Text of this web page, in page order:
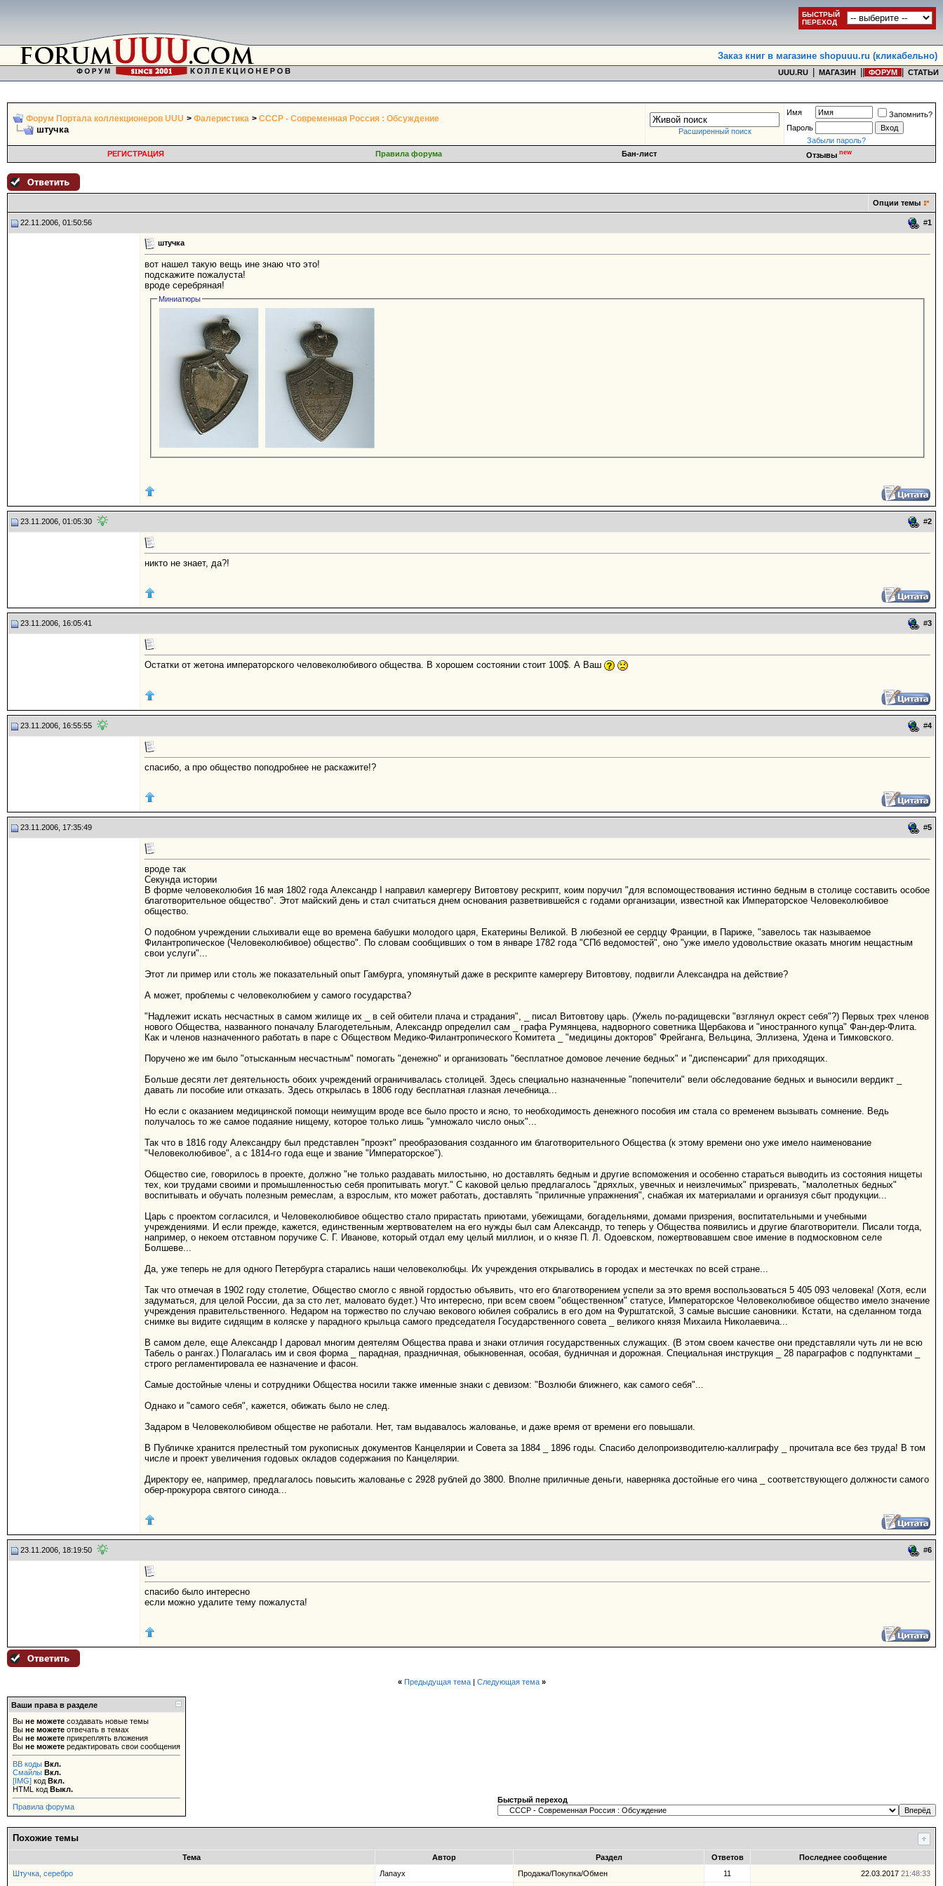
БЫСТРЫЙ
ПЕРЕХОД
Заказ книг в магазине shopuuu.ru (кликабельно)
UUU.RU МАГАЗИН ФОРУМ СТАТЬИ
Форум Портала коллекционеров UUU > Фалеристика > СССР - Современная Россия : Обсуждение
штучка Расширенный поиск
Имя
Запомнить?
Пароль
Забыли пароль?
РЕГИСТРАЦИЯ
Правила форума Бан-лист Отзывы new
Опции темы
22.11.2006, 01:50:56 #1
штучка
вот нашел такую вещь ине знаю что это!
подскажите пожалуста!
вроде серебряная!
Миниатюры
23.11.2006, 01:05:30 #2
никто не знает, да?!
23.11.2006, 16:05:41 #3
Остатки от жетона императорского человеколюбивого общества. В хорошем состоянии стоит 100$. А Ваш
23.11.2006, 16:55:55 #4
спасибо, а про общество поподробнее не раскажите!?
23.11.2006, 17:35:49 #5
вроде так
Секунда истории
В форме человеколюбия 16 мая 1802 года Александр I направил камергеру Витовтову рескрипт, коим поручил "для вспомоществования истинно бедным в столице составить особое
благотворительное общество". Этот майский день и стал считаться днем основания разветвившейся с годами организации, известной как Императорское Человеколюбивое
общество.
О подобном учреждении слыхивали еще во времена бабушки молодого царя, Екатерины Великой. В любезной ее сердцу Франции, в Париже, "завелось так называемое
Филантропическое (Человеколюбивое) общество". По словам сообщивших о том в январе 1782 года "СПб ведомостей", оно "уже имело удовольствие оказать многим нещастным
свои услуги"...
Этот ли пример или столь же показательный опыт Гамбурга, упомянутый даже в рескрипте камергеру Витовтову, подвигли Александра на действие?
А может, проблемы с человеколюбием у самого государства?
"Надлежит искать несчастных в самом жилище их _ в сей обители плача и страдания", _ писал Витовтову царь. (Ужель по-радищевски "взглянул окрест себя"?) Первых трех членов
нового Общества, названного поначалу Благодетельным, Александр определил сам _ графа Румянцева, надворного советника Щербакова и "иностранного купца" Фан-дер-Флита.
Как и членов назначенного работать в паре с Обществом Медико-Филантропического Комитета _ "медицины докторов" Фрейганга, Вельцина, Эллизена, Удена и Тимковского.
Поручено же им было "отысканным несчастным" помогать "денежно" и организовать "бесплатное домовое лечение бедных" и "диспенсарии" для приходящих.
Больше десяти лет деятельность обоих учреждений ограничивалась столицей. Здесь специально назначенные "попечители" вели обследование бедных и выносили вердикт _
давать ли пособие или отказать. Здесь открылась в 1806 году бесплатная глазная лечебница...
Но если с оказанием медицинской помощи неимущим вроде все было просто и ясно, то необходимость денежного пособия им стала со временем вызывать сомнение. Ведь
получалось то же самое подаяние нищему, которое только лишь "умножало число оных"...
Так что в 1816 году Александру был представлен "проэкт" преобразования созданного им благотворительного Общества (к этому времени оно уже имело наименование
"Человеколюбивое", а с 1814-го года еще и звание "Императорское").
Общество сие, говорилось в проекте, должно "не только раздавать милостыню, но доставлять бедным и другие вспоможения и особенно стараться выводить из состояния нищеты
тех, кои трудами своими и промышленностью себя пропитывать могут." С каковой целью предлагалось "дряхлых, увечных и неизлечимых" призревать, "малолетных бедных"
воспитывать и обучать полезным ремеслам, а взрослым, кто может работать, доставлять "приличные упражнения", снабжая их материалами и организуя сбыт продукции...
Царь с проектом согласился, и Человеколюбивое общество стало прирастать приютами, убежищами, богадельнями, домами призрения, воспитательными и учебными
учреждениями. И если прежде, кажется, единственным жертвователем на его нужды был сам Александр, то теперь у Общества появились и другие благотворители. Писали тогда,
например, о некоем отставном поручике С. Г. Иванове, который отдал ему целый миллион, и о князе П. Л. Одоевском, пожертвовавшем свое имение в подмосковном селе
Болшеве...
Да, уже теперь не для одного Петербурга старались наши человеколюбцы. Их учреждения открывались в городах и местечках по всей стране...
Так что отмечая в 1902 году столетие, Общество смогло с явной гордостью объявить, что его благотворением успели за это время воспользоваться 5 405 093 человека! (Хотя, если
задуматься, для целой России, да за сто лет, маловато будет.) Что интересно, при всем своем "общественном" статусе, Императорское Человеколюбивое общество имело значение
учреждения правительственного. Недаром на торжество по случаю векового юбилея собрались в его дом на Фурштатской, 3 самые высшие сановники. Кстати, на сделанном тогда
снимке вы видите сидящим в коляске у парадного крыльца самого председателя Государственного совета _ великого князя Михаила Николаевича...
В самом деле, еще Александр I даровал многим деятелям Общества права и знаки отличия государственных служащих. (В этом своем качестве они представляли чуть ли не всю
Табель о рангах.) Полагалась им и своя форма _ парадная, праздничная, обыкновенная, особая, будничная и дорожная. Специальная инструкция _ 28 параграфов с подпунктами _
строго регламентировала ее назначение и фасон.
Самые достойные члены и сотрудники Общества носили также именные знаки с девизом: "Возлюби ближнего, как самого себя"...
Однако и "самого себя", кажется, обижать было не след.
Задаром в Человеколюбивом обществе не работали. Нет, там выдавалось жалованье, и даже время от времени его повышали.
В Публичке хранится прелестный том рукописных документов Канцелярии и Совета за 1884 _ 1896 годы. Спасибо делопроизводителю-каллиграфу _ прочитала все без труда! В том
числе и проект увеличения годовых окладов содержания по Канцелярии.
Директору ее, например, предлагалось повысить жалованье с 2928 рублей до 3800. Вполне приличные деньги, наверняка достойные его чина _ соответствующего должности самого
обер-прокурора святого синода...
23.11.2006, 18:19:50 #6
спасибо было интересно
если можно удалите тему пожалуста!
« Предыдущая тема| Следующая тема »
Ваши права в разделе
Вы не можете создавать новые темы
Вы не можете отвечать в темах
Вы не можете прикреплять вложения
Вы не можете редактировать свои сообщения
BB коды Вкл.
Смайлы Вкл.
[IMG] код Вкл.
HTML код Выкл.
Правила форума
Быстрый переход
Похожие темы
Тема Автор Раздел Ответов
Последнее сообщение
Штучка, серебро
Лапаух Продажа/Покупка/Обмен 11 22.03.2017 21:48:33